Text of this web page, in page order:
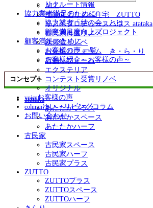
ALL
性能向上リノベ住宅 ZUTTO
リノベプロデュースハウス atataka
古民家再生リノベ
鉄骨造リノベ
お化粧リフォーム き・ら・り
店舗リフォーム
エクステリア
コンテスト受賞リノベ
オリジナル
voiceお客様の声
columnゆい・リビングコラム
お問い合わせ
リクルート情報
協力業者満足のために
協力業者「結の会」とは
顧客満足度向上プロジェクト
顧客満足のために
お客様の声 一覧
お客様紹介～お客様の声～
コンセプト
atataka
あたたかプラス
あたたかスペース
あたたかハーフ
古民家
古民家スペース
古民家ハーフ
古民家プラス
ZUTTO
ZUTTOプラス
ZUTTOスペース
ZUTTOハーフ